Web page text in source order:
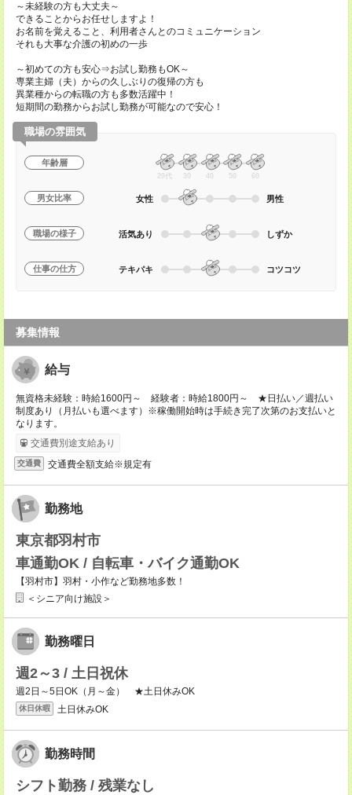
～未経験の方も大丈夫～
できることからお任せしますよ！
お名前を覚えること、利用者さんとのコミュニケーション
それも大事な介護の初めの一歩
～初めての方も安心⇒お試し勤務もOK～
専業主婦（夫）からの久しぶりの復帰の方も
異業種からの転職の方も多数活躍中！
短期間の勤務からお試し勤務が可能なので安心！
職場の雰囲気
年齢層
20代 30 40 50 60
男女比率 女性 男性
職場の様子 活気あり しずか
仕事の仕方 テキパキ コツコツ
募集情報
給与
無資格未経験：時給1600円～ 経験者：時給1800円～ ★日払い／週払い
制度あり（月払いも選べます）※稼働開始時は手続き完了次第のお支払いと
なります。
交通費別途支給あり
交通費 交通費全額支給※規定有
勤務地
東京都羽村市
車通勤OK / 自転車・バイク通勤OK
【羽村市】羽村・小作など勤務地多数！
＜シニア向け施設＞
勤務曜日
週2～3 / 土日祝休
週2日～5日OK（月～金） ★土日休みOK
休日休暇 土日休みOK
勤務時間
シフト勤務 / 残業なし